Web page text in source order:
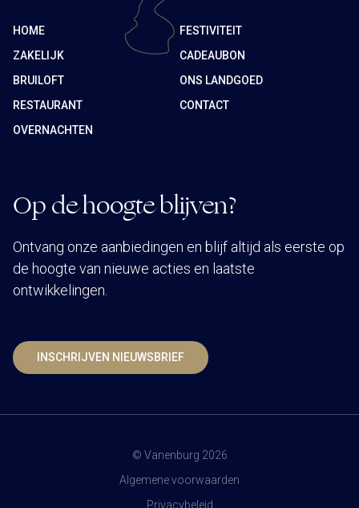
HOME
FESTIVITEIT
ZAKELIJK
CADEAUBON
BRUILOFT
ONS LANDGOED
RESTAURANT
CONTACT
OVERNACHTEN
Op de hoogte blijven?
Ontvang onze aanbiedingen en blijf altijd als eerste op
de hoogte van nieuwe acties en laatste
ontwikkelingen.
INSCHRIJVEN NIEUWSBRIEF
© Vanenburg 2026
Algemene voorwaarden
Privacybeleid